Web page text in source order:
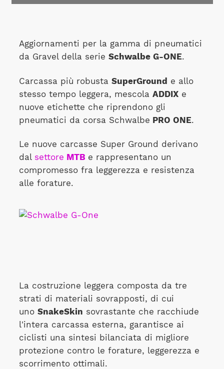
Aggiornamenti per la gamma di pneumatici
da Gravel della serie Schwalbe G-ONE.
Carcassa più robusta SuperGround e allo
stesso tempo leggera, mescola ADDIXe
nuove etichette che riprendono gli
pneumatici da corsa Schwalbe PRO ONE.
Le nuove carcasse Super Ground derivano
dal settore MTB e rappresentano un
compromesso fra leggerezza e resistenza
alle forature.
La costruzione leggera composta da tre
strati di materiali sovrapposti, di cui
uno SnakeSkin sovrastante che racchiude
l'intera carcassa esterna, garantisce ai
ciclisti una sintesi bilanciata di migliore
protezione contro le forature, leggerezza e
scorrimento ottimali.